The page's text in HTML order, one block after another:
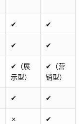
✔ ✔
✔ ✔
✔（展
示型）
✔（营
销型）
✔ ✔
✗ ✔